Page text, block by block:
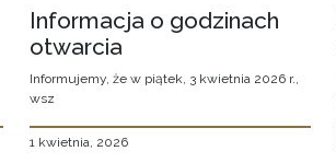
Informacja o godzinach
otwarcia
Informujemy, że w piątek, 3 kwietnia 2026 r.,
wsz
1 kwietnia, 2026